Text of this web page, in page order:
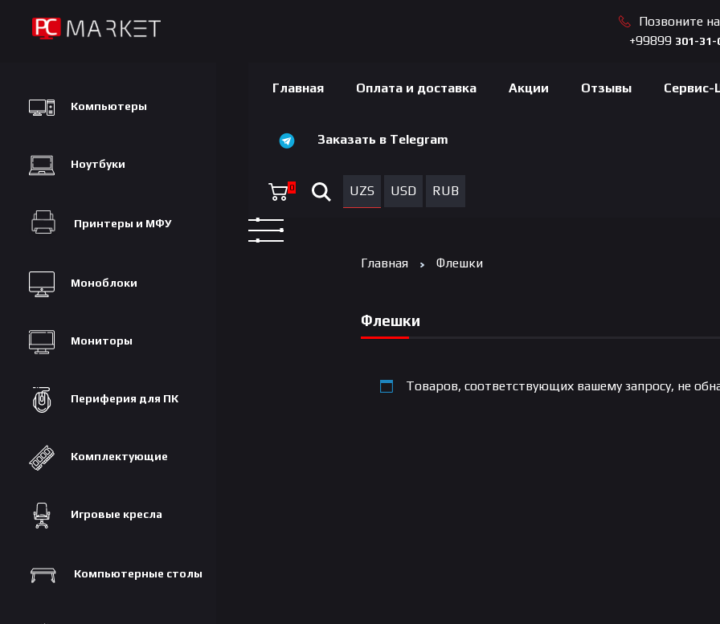
Позвоните
+99899 301-31-
Компьютеры
Ноутбуки
Принтеры и МФУ
Моноблоки
Мониторы
Периферия для ПК
Комплектующие
Игровые кресла
Компьютерные столы
Главная Оплата и доставка Акции Отзывы Сервис-
Заказать в Telegram
0 UZS USD RUB
Главная Флешки
Флешки
Товаров, соответствующих вашему запросу, не